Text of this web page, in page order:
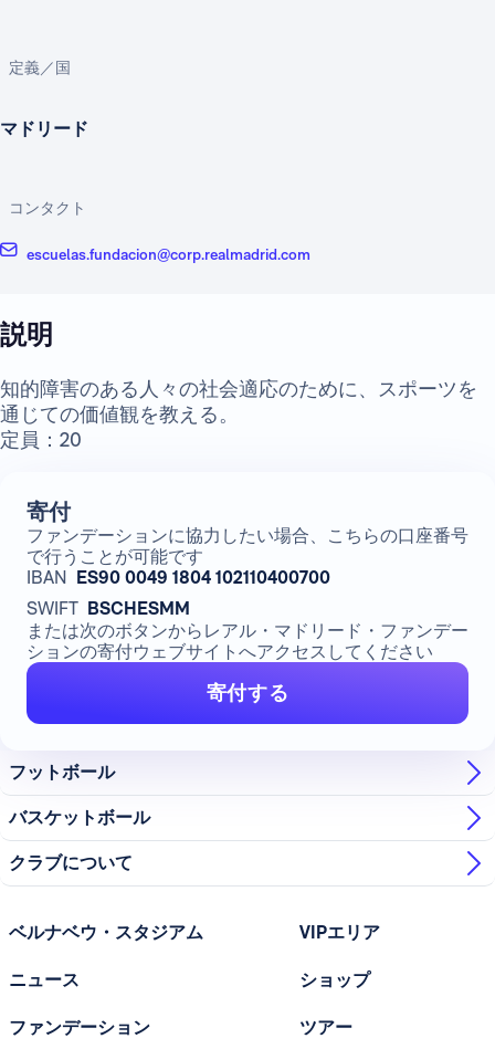
定義／国
マドリード
コンタクト
escuelas.fundacion@corp.realmadrid.com
説明
知的障害のある人々の社会適応のために、スポーツを
通じての価値観を教える。
定員：20
寄付
ファンデーションに協力したい場合、こちらの口座番号
で行うことが可能です
IBAN ES90 0049 1804 102110400700
SWIFT BSCHESMM
または次のボタンからレアル・マドリード・ファンデー
ションの寄付ウェブサイトへアクセスしてください
寄付する
フットボール
バスケットボール
クラブについて
ベルナベウ・スタジアム
ニュース
ファンデーション
VIPエリア
ショップ
ツアー